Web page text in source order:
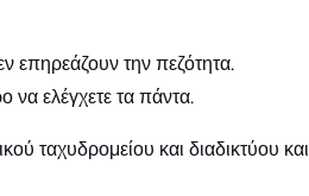
επηρεάζουν την πεζότητα.
να ελέγχετε τα πάντα.
ταχυδρομείου και διαδικτύου και